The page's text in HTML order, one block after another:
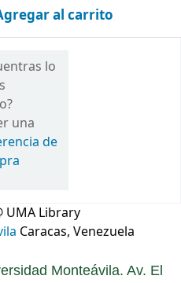
al carrito
lo
una
de
UMA Library
Caracas, Venezuela
Monteávila. Av. El